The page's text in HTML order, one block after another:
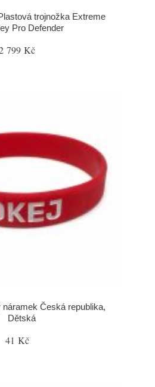
trojnožka Extreme
Pro Defender
799 Kč
Česká republika,
Dětská
41 Kč